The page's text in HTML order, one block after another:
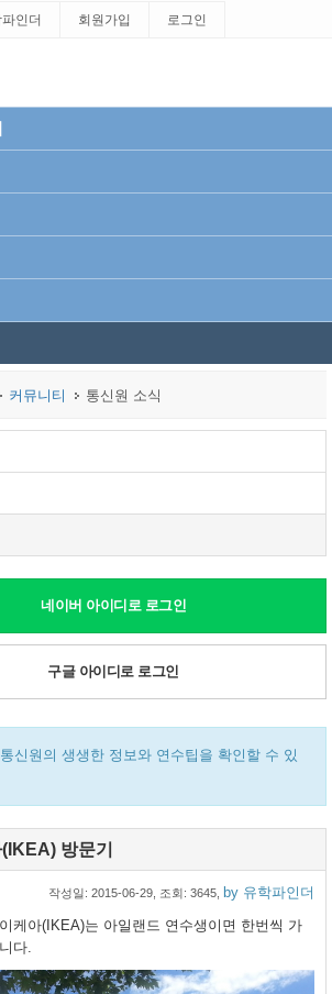
인더 회원가입 로그인
커뮤니티 통신원 소식
네이버 아이디로 로그인
구글 아이디로 로그인
신원의 생생한 정보와 연수팁을 확인할 수 있
방문기
작성일: 2015-06-29 , 조회: 3645, by 유학파인더
케아(IKEA)는 아일랜드 연수생이면 한번씩 가
다.